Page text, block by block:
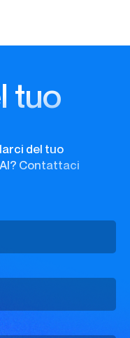
tuo
del tuo
Contattaci